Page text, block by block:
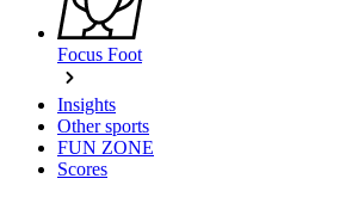
Focus Foot
Insights
Other sports
FUN ZONE
Scores